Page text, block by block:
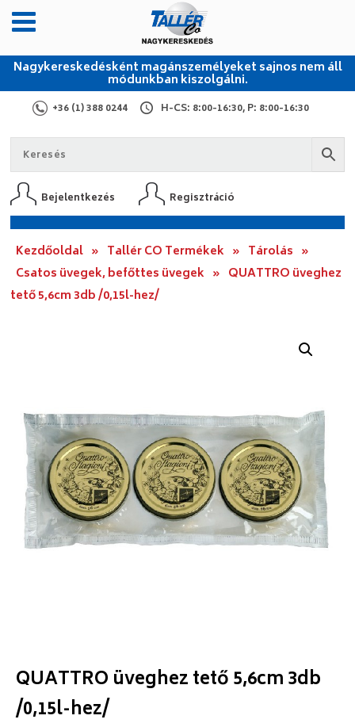
Nagykereskedésként magánszemélyeket sajnos nem áll
módunkban kiszolgálni.
+36 (1) 388 0244 H-CS: 8:00-16:30, P: 8:00-16:30
Bejelentkezés Regisztráció
Kezdőoldal » Tallér CO Termékek » Tárolás »
Csatos üvegek, befőttes üvegek » QUATTRO üveghez
tető 5,6cm 3db /0,15l-hez/
QUATTRO üveghez tető 5,6cm 3db
/0,15l-hez/